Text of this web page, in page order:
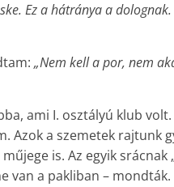
Ez a hátránya a
„Nem kell a por, nem
ami I. osztályú klub
Azok a szemetek rajtunk
is. Az egyik srácnak
a pakliban – mondták.